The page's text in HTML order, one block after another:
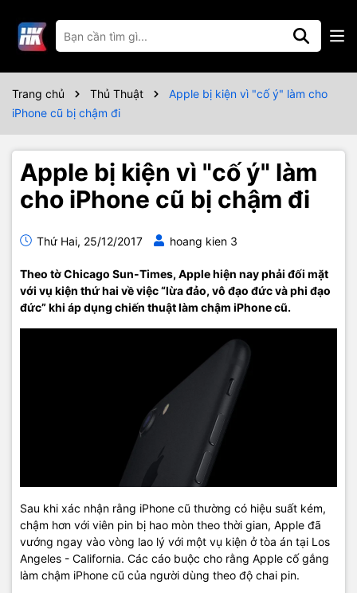
Trang chủ Thủ Thuật
Apple bị kiện vì "cố ý" làm cho
iPhone cũ bị chậm đi
Apple bị kiện vì "cố ý" làm
cho iPhone cũ bị chậm đi
Thứ Hai, 25/12/2017 hoang kien 3
Theo tờ Chicago Sun-Times, Apple hiện nay phải đối mặt
với vụ kiện thứ hai về việc “lừa đảo, vô đạo đức và phi đạo
đức” khi áp dụng chiến thuật làm chậm iPhone cũ.
Sau khi xác nhận rằng iPhone cũ thường có hiệu suất kém,
chậm hơn với viên pin bị hao mòn theo thời gian, Apple đã
vướng ngay vào vòng lao lý với một vụ kiện ở tòa án tại Los
Angeles - California. Các cáo buộc cho rằng Apple cố gắng
làm chậm iPhone cũ của người dùng theo độ chai pin.